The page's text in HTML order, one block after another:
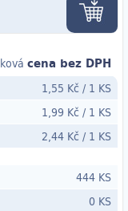
cena bez DPH
1,55 Kč / 1 KS
1,99 Kč / 1 KS
2,44 Kč / 1 KS
444 KS
0 KS